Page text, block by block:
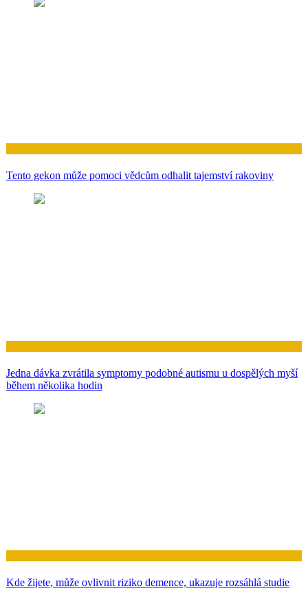
Tento gekon může pomoci vědcům odhalit tajemství rakoviny
Jedna dávka zvrátila symptomy podobné autismu u dospělých myší
během několika hodin
Kde žijete, může ovlivnit riziko demence, ukazuje rozsáhlá studie